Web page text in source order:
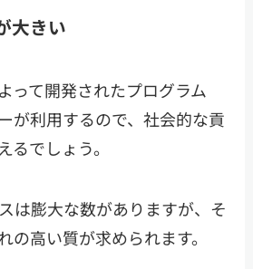
大きい
って開発されたプログラム
が利用するので、社会的な貢
るでしょう。
は膨大な数がありますが、そ
の高い質が求められます。